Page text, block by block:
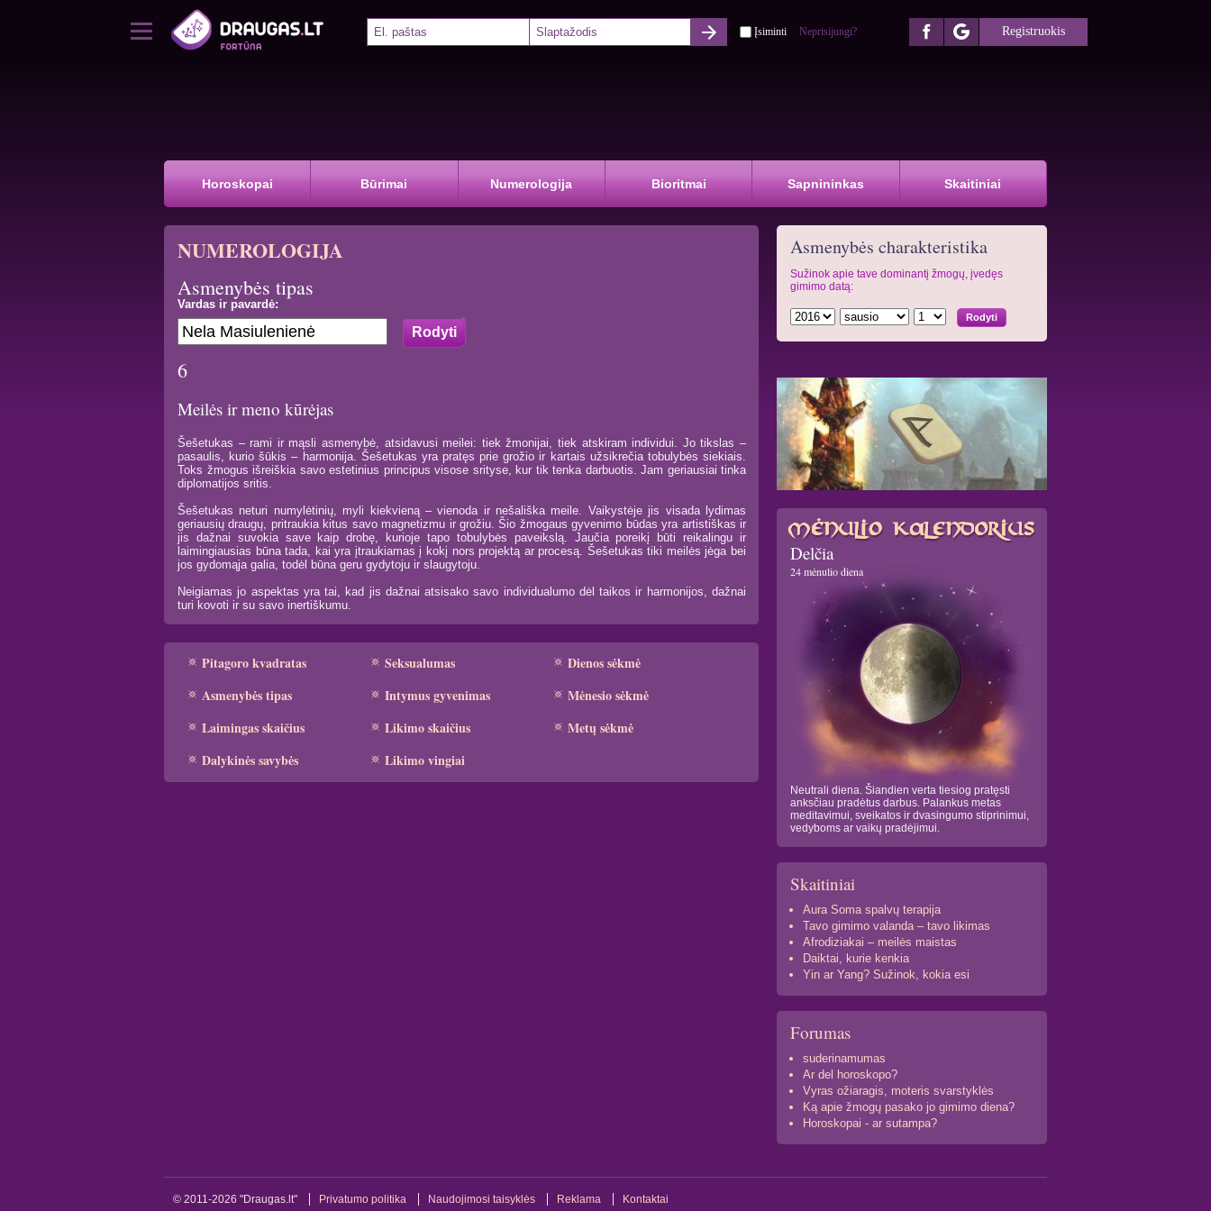
Įsiminti Neprisijungi? Registruokis
Horoskopai Būrimai Numerologija Bioritmai Sapnininkas Skaitiniai
NUMEROLOGIJA
Asmenybės tipas
Vardas ir pavardė:
6
Meilės ir meno kūrėjas
Šešetukas – rami ir mąsli asmenybė, atsidavusi meilei: tiek žmonijai, tiek atskiram individui. Jo tikslas –
pasaulis, kurio šūkis – harmonija. Šešetukas yra pratęs prie grožio ir kartais užsikrečia tobulybės siekiais.
Toks žmogus išreiškia savo estetinius principus visose srityse, kur tik tenka darbuotis. Jam geriausiai tinka
diplomatijos sritis.
Šešetukas neturi numylėtinių, myli kiekvieną – vienoda ir nešališka meile. Vaikystėje jis visada lydimas
geriausių draugų, pritraukia kitus savo magnetizmu ir grožiu. Šio žmogaus gyvenimo būdas yra artistiškas ir
jis dažnai suvokia save kaip drobę, kurioje tapo tobulybės paveikslą. Jaučia poreikį būti reikalingu ir
laimingiausias būna tada, kai yra įtraukiamas į kokį nors projektą ar procesą. Šešetukas tiki meilės jėga bei
jos gydomąja galia, todėl būna geru gydytoju ir slaugytoju.
Neigiamas jo aspektas yra tai, kad jis dažnai atsisako savo individualumo dėl taikos ir harmonijos, dažnai
turi kovoti ir su savo inertiškumu.
Pitagoro kvadratas
Asmenybės tipas
Laimingas skaičius
Dalykinės savybės
Seksualumas
Intymus gyvenimas
Likimo skaičius
Likimo vingiai
Dienos sėkmė
Mėnesio sėkmė
Metų sėkmė
Asmenybės charakteristika
Sužinok apie tave dominantį žmogų, įvedęs
gimimo datą:
Delčia
24 mėnulio diena
Neutrali diena. Šiandien verta tiesiog pratęsti
anksčiau pradėtus darbus. Palankus metas
meditavimui, sveikatos ir dvasingumo stiprinimui,
vedyboms ar vaikų pradėjimui.
Skaitiniai
Aura Soma spalvų terapija
Tavo gimimo valanda – tavo likimas
Afrodiziakai – meilės maistas
Daiktai, kurie kenkia
Yin ar Yang? Sužinok, kokia esi
Forumas
suderinamumas
Ar del horoskopo?
Vyras ožiaragis, moteris svarstyklės
Ką apie žmogų pasako jo gimimo diena?
Horoskopai - ar sutampa?
© 2011-2026 "Draugas.lt" Privatumo politika Naudojimosi taisyklės Reklama Kontaktai